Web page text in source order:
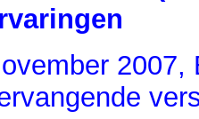
2007,